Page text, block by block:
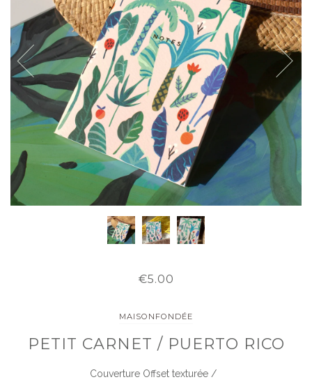
€5.00
MAISONFONDÉE
PETIT CARNET / PUERTO RICO
Couverture Offset texturée /